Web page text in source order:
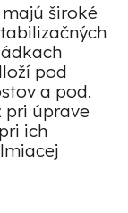
široké
pod
a pod.
pri úprave
ich